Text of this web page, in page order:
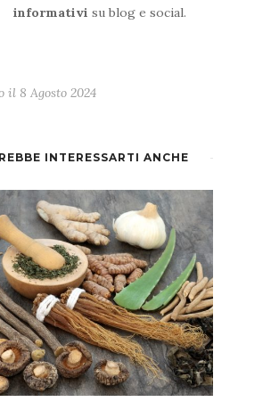
informativi su blog e social.
il 8 Agosto 2024
INTERESSARTI ANCHE